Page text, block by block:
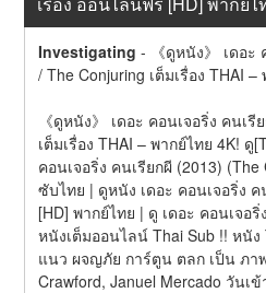
Investigating -
《ดูหนัง》 เดอ
/ The Conjuring เต็มเรื่อง THAI –
《ดูหนัง》 เดอะ คอนเจอริ่ง คนเ
เต็มเรื่อง THAI – พากย์ไทย 4K! ดู
คอนเจอริ่ง คนเรียกผี (2013)
ซับไทย | ดูหนัง เดอะ คอนเจอริ่ง
[HD] พากย์ไทย | ดู เดอะ คอนเจอ
หนังเต็มออนไลน์ Thai Sub !! หนั
แนว ผจญภัย การ์ตูน ตลก เป็น ภา
Crawford, Januel Mercado วันเ